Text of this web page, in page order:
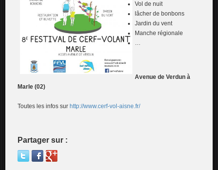
Vol de nuit
lâcher de bonbons
Jardin du vent
Manche régionale
…
Avenue de Verdun à
Marle (02)
Toutes les infos sur http://www.cerf-vol-aisne.fr/
Partager sur :